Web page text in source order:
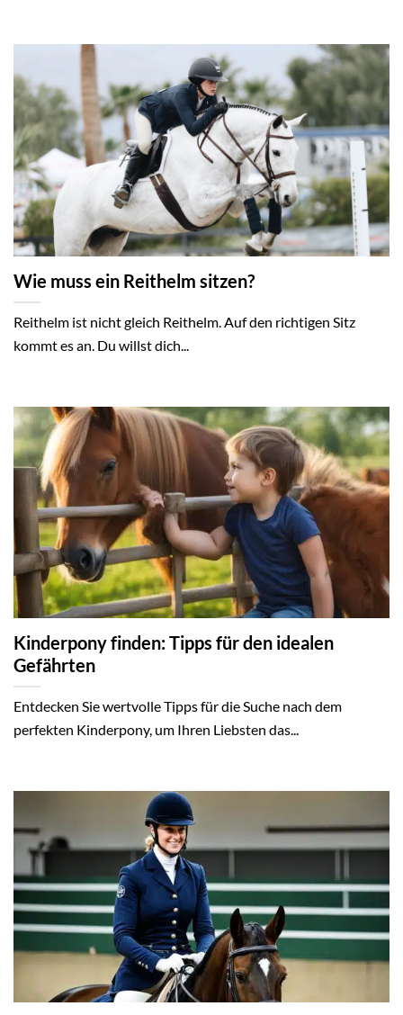
Wie muss ein Reithelm sitzen?
Reithelm ist nicht gleich Reithelm. Auf den richtigen Sitz
kommt es an. Du willst dich...
Kinderpony finden: Tipps für den idealen
Gefährten
Entdecken Sie wertvolle Tipps für die Suche nach dem
perfekten Kinderpony, um Ihren Liebsten das...